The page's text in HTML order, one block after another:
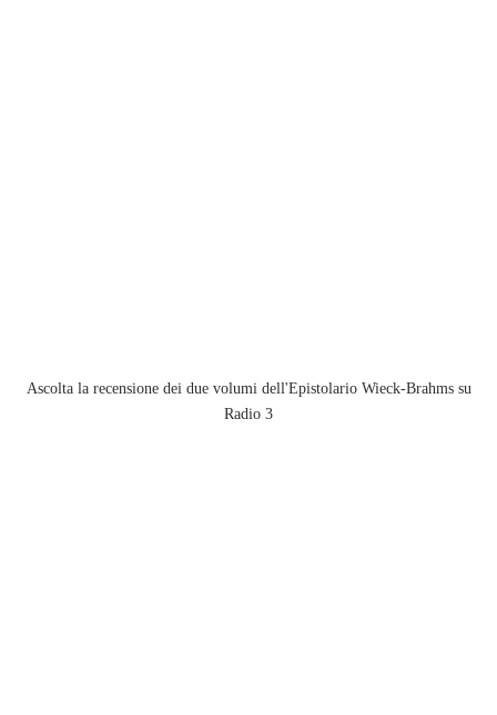
Ascolta la recensione dei due volumi dell'Epistolario Wieck-Brahms su
Radio 3